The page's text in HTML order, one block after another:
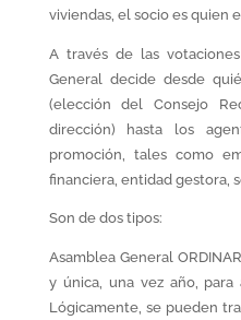
viviendas, el socio es quien
A través de las
General decide desde
(elección del Consejo
dirección) hasta los
promoción, tales como
financiera, entidad gestora,
Son de dos tipos:
Asamblea General
y única, una vez año, para
Lógicamente, se pueden